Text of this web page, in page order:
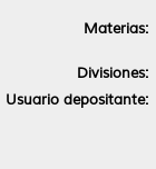
Materias:
Divisiones:
Usuario depositante: